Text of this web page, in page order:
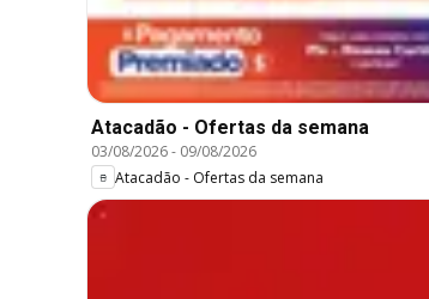
Atacadão - Ofertas da semana
03/08/2026- 09/08/2026
Atacadão - Ofertas da semana